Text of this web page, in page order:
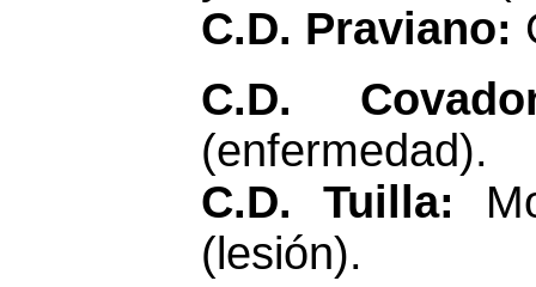
C.D. Praviano:
C.D.
(enfermedad).
C.D. Tuilla:
(lesión).